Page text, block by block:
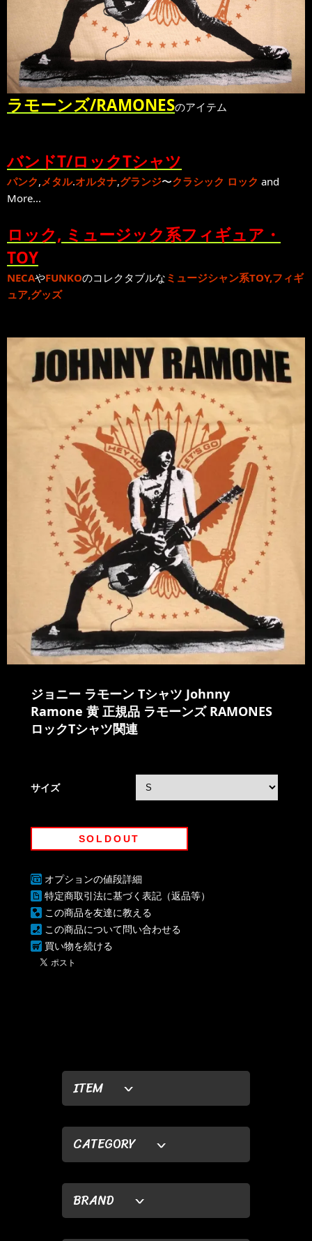
ITEM
CATEGORY
BRAND
ラモーンズ/RAMONESのアイテム
バンドT/ロックTシャツ
パンク,メタル.オルタナ,グランジ〜クラシック ロック and
More...
ロック, ミュージック系フィギュア・
TOY
NECAやFUNKOのコレクタブルな ミュージシャン系TOY,フィギ
ュア,グッズ
ジョニー ラモーン Tシャツ Johnny
Ramone 黄 正規品 ラモーンズ RAMONES
ロックTシャツ関連
サイズ
SOLDOUT
オプションの値段詳細
特定商取引法に基づく表記（返品等）
この商品を友達に教える
この商品について問い合わせる
買い物を続ける